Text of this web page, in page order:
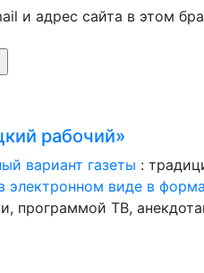
и адрес сайта в этом
рабочий»
вариант газеты :
электронном виде в
программой ТВ,